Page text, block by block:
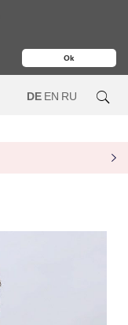
Ok
DE EN RU